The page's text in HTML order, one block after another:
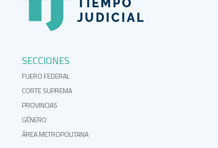
SECCIONES
FUERO FEDERAL
CORTE SUPREMA
PROVINCIAS
GÉNERO
ÁREA METROPOLITANA